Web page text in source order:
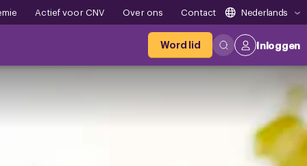
Actief voor CNV Over ons Contact Nederlands
Word lid
Inloggen